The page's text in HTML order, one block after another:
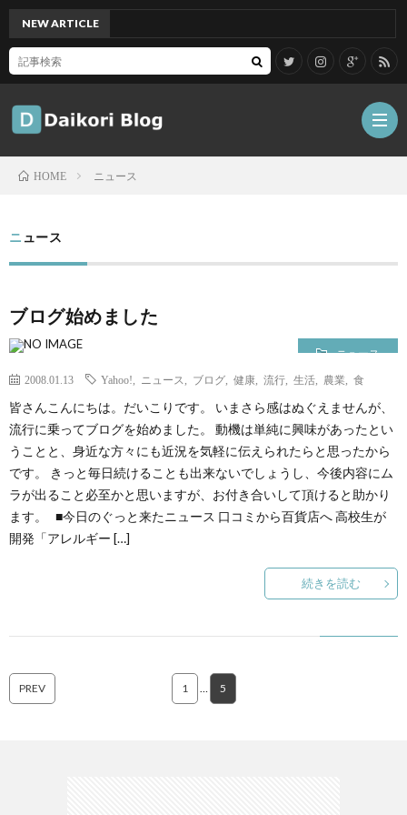
記
Tips
ェ
ッ
ト
ル
メ
旅
行・
散
歩
こ
の
ブ
NEW ARTICLE
HOME ニュース
ニュース
ブログ始めました
ニュース
2008.01.13 Yahoo! ニュース ブログ 健康 流行 生活 農業 食
皆さんこんにちは。だいこりです。 いまさら感はぬぐえませんが、
流行に乗ってブログを始めました。 動機は単純に興味があったとい
うことと、身近な方々にも近況を気軽に伝えられたらと思ったから
です。 きっと毎日続けることも出来ないでしょうし、今後内容にム
ラが出ること必至かと思いますが、お付き合いして頂けると助かり
ます。 ■今日のぐっと来たニュース 口コミから百貨店へ 高校生が
開発「アレルギー […]
続きを読む
PREV 1 … 5